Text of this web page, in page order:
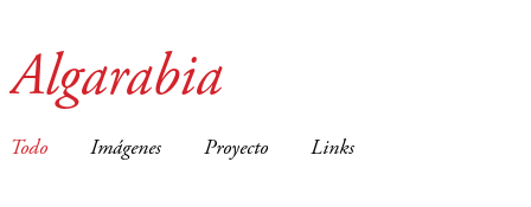
Algarabia
Todo Imágenes Proyecto Links